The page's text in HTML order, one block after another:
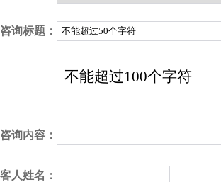
咨询标题：
咨询内容：
客人姓名：